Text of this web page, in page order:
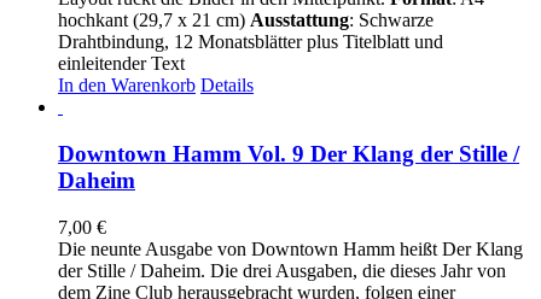
hochkant (29,7 x 21 cm) Ausstattung: Schwarze
Drahtbindung, 12 Monatsblätter plus Titelblatt und
einleitender Text
In den Warenkorb Details
Downtown Hamm Vol. 9 Der Klang der Stille /
Daheim
7,00 €
Die neunte Ausgabe von Downtown Hamm heißt Der Klang
der Stille / Daheim. Die drei Ausgaben, die dieses Jahr von
dem Zine Club herausgebracht wurden, folgen einer